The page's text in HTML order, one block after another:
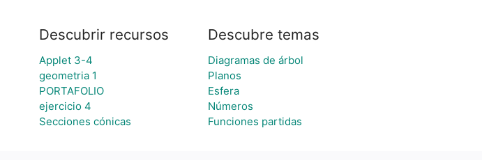
Descubrir recursos
Applet 3-4
geometria 1
PORTAFOLIO
ejercicio 4
Secciones cónicas
Descubre temas
Diagramas de árbol
Planos
Esfera
Números
Funciones partidas